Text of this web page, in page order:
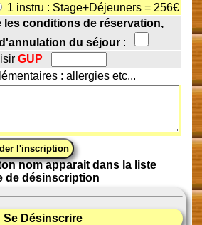
1 instru : Stage+Déjeuners = 256€
les conditions de réservation,
du séjour:
GUP
: allergies etc...
nom apparait dans la liste
de désinscription
Se Désinscrire